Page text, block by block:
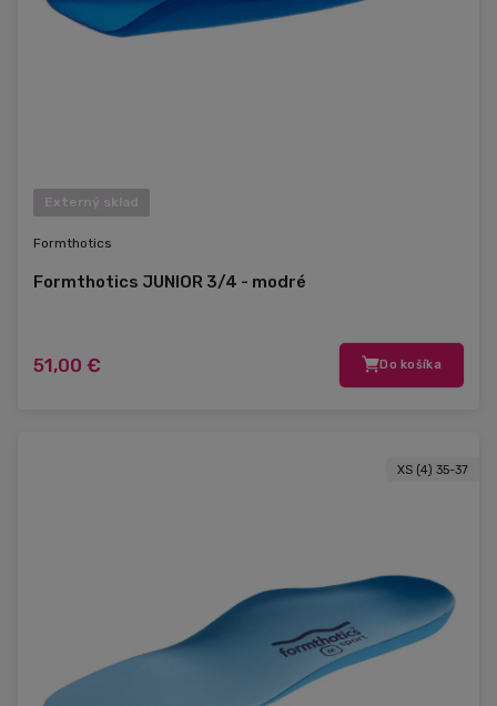
Externý sklad
Formthotics
Formthotics JUNIOR 3/4 - modré
51,00 € Do košíka
XS (4) 35-37